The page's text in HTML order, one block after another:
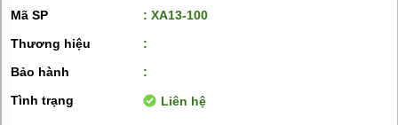
BƠM
PHẨM
MÁY
BƠM
HÚT
Mã SP
: XA13-100
Thương hiệu
:
Bảo hành
:
Tình trạng
Liên hệ